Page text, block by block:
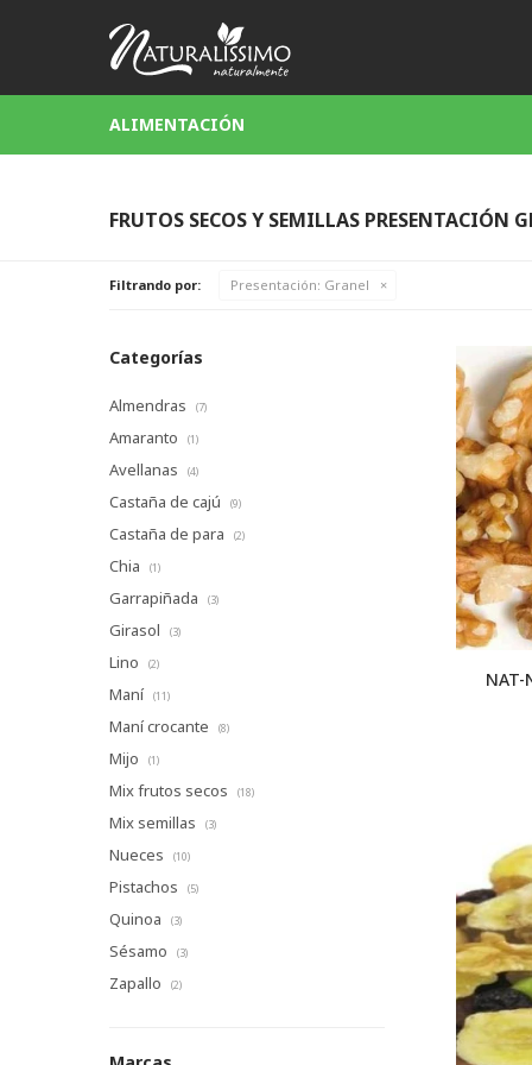
ALIMENTACIÓN
FRUTOS SECOS Y SEMILLAS PRESENTACIÓN
Filtrando por: Presentación: Granel
NAT-
Categorías
Almendras (7)
Amaranto (1)
Avellanas (4)
Castaña de cajú (9)
Castaña de para (2)
Chia (1)
Garrapiñada (3)
Girasol (3)
Lino (2)
Maní (11)
Maní crocante (8)
Mijo (1)
Mix frutos secos (18)
Mix semillas (3)
Nueces (10)
Pistachos (5)
Quinoa (3)
Sésamo (3)
Zapallo (2)